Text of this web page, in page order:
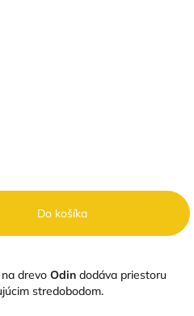
Do košíka
drevo Odin dodáva priestoru
stredobodom.